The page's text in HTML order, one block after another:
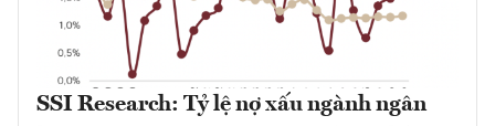
SSI Research: Tỷ lệ nợ xấu ngành ngân